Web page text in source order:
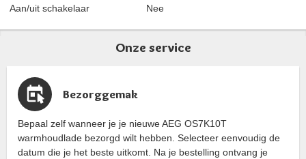
Aan/uit schakelaar
Nee
Onze service
Bezorggemak
Bepaal zelf wanneer je je nieuwe AEG OS7K10T
warmhoudlade bezorgd wilt hebben. Selecteer eenvoudig de
datum die je het beste uitkomt. Na je bestelling ontvang je